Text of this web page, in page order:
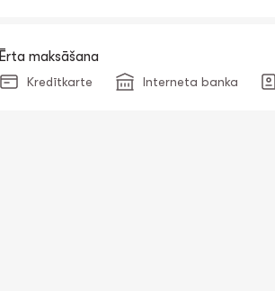
Ērta maksāšana
Kredītkarte Interneta banka